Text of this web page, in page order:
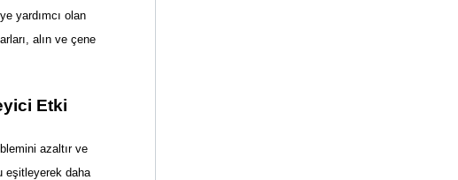
yardımcı olan
alın ve çene
Etki
azaltır ve
eşitleyerek daha